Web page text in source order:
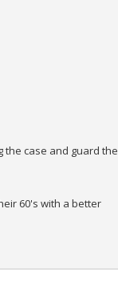
the case and guard the
60's with a better